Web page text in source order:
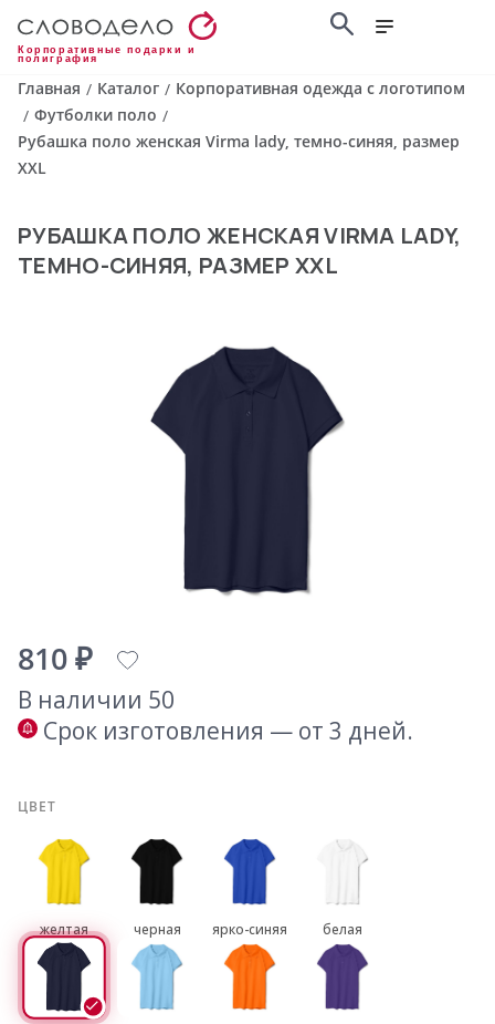
Корпоративные подарки и
полиграфия
Главная / Каталог / Корпоративная одежда с логотипом
/ Футболки поло /
Рубашка поло женская Virma lady, темно-синяя, размер
XXL
РУБАШКА ПОЛО ЖЕНСКАЯ VIRMA LADY,
ТЕМНО-СИНЯЯ, РАЗМЕР XXL
810 ₽
В наличии 50
Срок изготовления — от 3 дней.
ЦВЕТ
желтая черная ярко-синяя белая